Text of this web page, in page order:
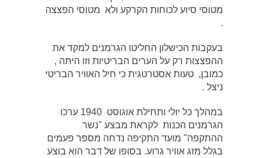
מטוסי סיוע לכוחות הקרקע ולא מטוסי הפצצה
.
בעקבות הכישלון החליטו הגרמנים למקד את
ההפצצות רק על הערים הבריטיות וזו היתה ,
כמובן, טעות אסטרטגית כי חיל האוויר הבריטי
ניצל .
במהלך כל יולי ותחילת אוגוסט 1940 ערכו
הגרמנים הכנות לקראת מבצע "נשר
ההתקפה" מועד התקיפה נדחה מספר פעמים
בגלל מזג אוויר גרוע. בסופו של דבר הוא בוצע